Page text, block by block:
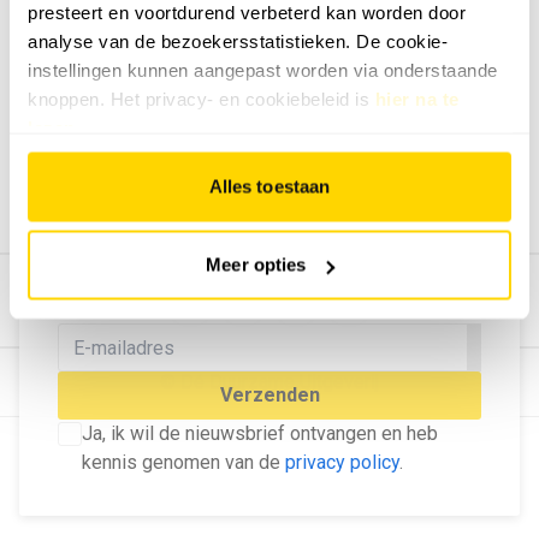
presteert en voortdurend verbeterd kan worden door
analyse van de bezoekersstatistieken. De cookie-
instellingen kunnen aangepast worden via onderstaande
knoppen. Het privacy- en cookiebeleid is hier na te
Alles toestaan
Meer opties
MELD U AAN VOOR ONZE
NIEUWSBRIEF
Blijf op de hoogte van het laatste nieuws!
Verzenden
Ja, ik wil de nieuwsbrief ontvangen en heb
kennis genomen van de privacy policy.
Geef ons feedback
Vertel ons wat je van onze website vindt.
Tip de redactie
Bekijk hier de mogelijkheden.
© Dé Duurzame Uitgeverij